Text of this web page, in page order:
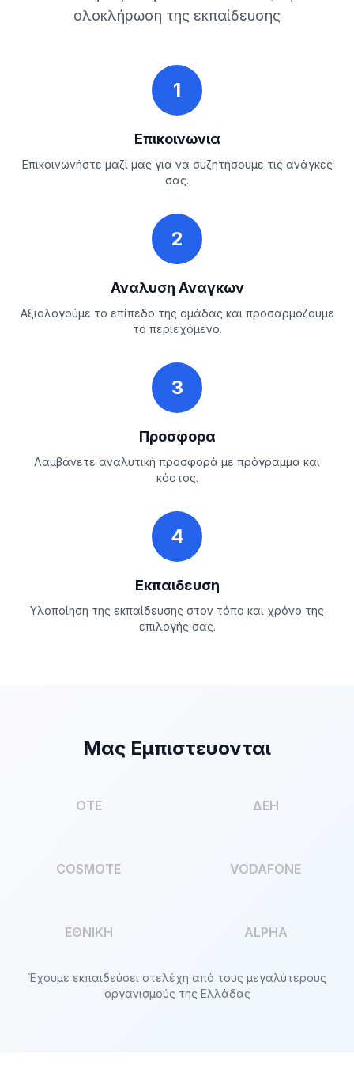
ολοκλήρωση της εκπαίδευσης
1
Επικοινωνια
Επικοινωνήστε μαζί μας για να συζητήσουμε τις ανάγκες
σας.
2
Αναλυση Αναγκων
Αξιολογούμε το επίπεδο της ομάδας και προσαρμόζουμε
το περιεχόμενο.
3
Προσφορα
Λαμβάνετε αναλυτική προσφορά με πρόγραμμα και
κόστος.
4
Εκπαιδευση
Υλοποίηση της εκπαίδευσης στον τόπο και χρόνο της
επιλογής σας.
Μας Εμπιστευονται
OTE ΔΕΗ
COSMOTE VODAFONE
ΕΘΝΙΚΗ ALPHA
Έχουμε εκπαιδεύσει στελέχη από τους μεγαλύτερους
οργανισμούς της Ελλάδας